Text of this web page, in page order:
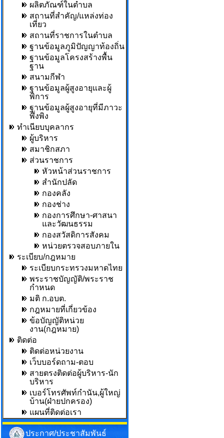
ผลิตภัณฑ์ในตำบล
สถานที่สำคัญ/แหล่งท่อง
เที่ยว
สถานที่ราชการในตำบล
ฐานข้อมูลภูมิปัญญาท้องถิ่น
ฐานข้อมูลโครงสร้างพื้น
ฐาน
สนามกีฬา
ฐานข้อมูลผู้สูงอายุและผู้
พิการ
ฐานข้อมูลผู้สูงอายุที่มีภาวะ
พึ่งพิง
ทำเนียบบุคลากร
ผู้บริหาร
สมาชิกสภา
ส่วนราชการ
หัวหน้าส่วนราชการ
สำนักปลัด
กองคลัง
กองช่าง
กองการศึกษา-ศาสนา
และวัฒนธรรม
กองสวัสดิการสังคม
หน่วยตรวจสอบภายใน
ระเบียบ/กฎหมาย
ระเบียบกระทรวงมหาดไทย
พระราชบัญญัติ/พระราช
กำหนด
มติ ก.อบต.
กฎหมายที่เกี่ยวข้อง
ข้อบัญญัติหน่วย
งาน(กฎหมาย)
ติดต่อ
ติดต่อหน่วยงาน
เว็บบอร์ดถาม-ตอบ
สายตรงติดต่อผู้บริหาร-นัก
บริหาร
เบอร์โทรศัพท์กำนัน,ผู้ใหญ่
บ้าน(ฝ่ายปกครอง)
แผนที่ติดต่อเรา
ประกาศ/ประชาสัมพันธ์